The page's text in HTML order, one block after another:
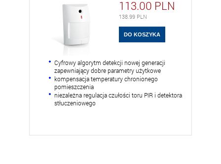
113.00 PLN
138.99 PLN
Cyfrowy algorytm detekcji nowej generacji
zapewniający dobre parametry użytkowe
kompensacja temperatury chronionego
pomieszczenia
niezależna regulacja czułości toru PIR i detektora
stłuczeniowego